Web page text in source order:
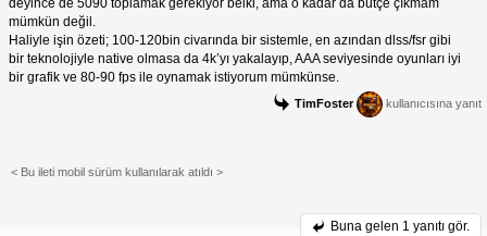
deyince de 5090 toplamak gerekiyor belki, ama o kadar da bütçe çıkmam
mümkün değil.
Haliyle işin özeti; 100-120bin civarında bir sistemle, en azından dlss/fsr gibi
bir teknolojiyle native olmasa da 4k’yı yakalayıp, AAA seviyesinde oyunları iyi
bir grafik ve 80-90 fps ile oynamak istiyorum mümkünse.
TimFoster kullanıcısına yanıt
< Bu ileti mobil sürüm kullanılarak atıldı >
Buna gelen 1 yanıtı gör.